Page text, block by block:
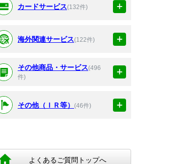
カードサービス(132件)
海外関連サービス(122件)
その他商品・サービス(496
件)
その他（ＩＲ等） (46件)
よくあるご質問トップへ